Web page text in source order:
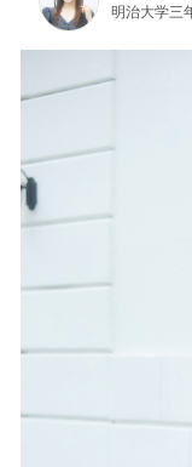
明治大学三